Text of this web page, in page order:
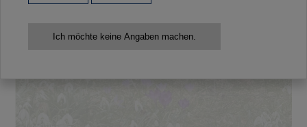
Ich möchte keine Angaben machen.